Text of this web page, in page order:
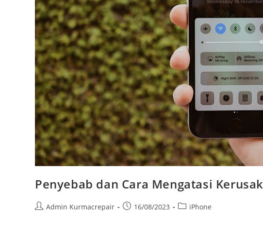
Penyebab dan Cara Mengatasi
Admin Kurmacrepair 16/08/2023 iPhone